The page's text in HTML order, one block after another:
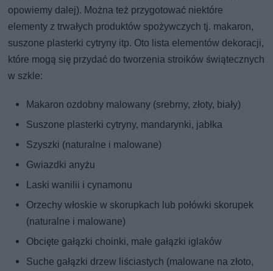
opowiemy dalej). Można też przygotować niektóre
elementy z trwałych produktów spożywczych tj. makaron,
suszone plasterki cytryny itp. Oto lista elementów dekoracji,
które mogą się przydać do tworzenia stroików świątecznych
w szkle:
Makaron ozdobny malowany (srebrny, złoty, biały)
Suszone plasterki cytryny, mandarynki, jabłka
Szyszki (naturalne i malowane)
Gwiazdki anyżu
Laski wanilii i cynamonu
Orzechy włoskie w skorupkach lub połówki skorupek
(naturalne i malowane)
Obcięte gałązki choinki, małe gałązki iglaków
Suche gałązki drzew liściastych (malowane na złoto,